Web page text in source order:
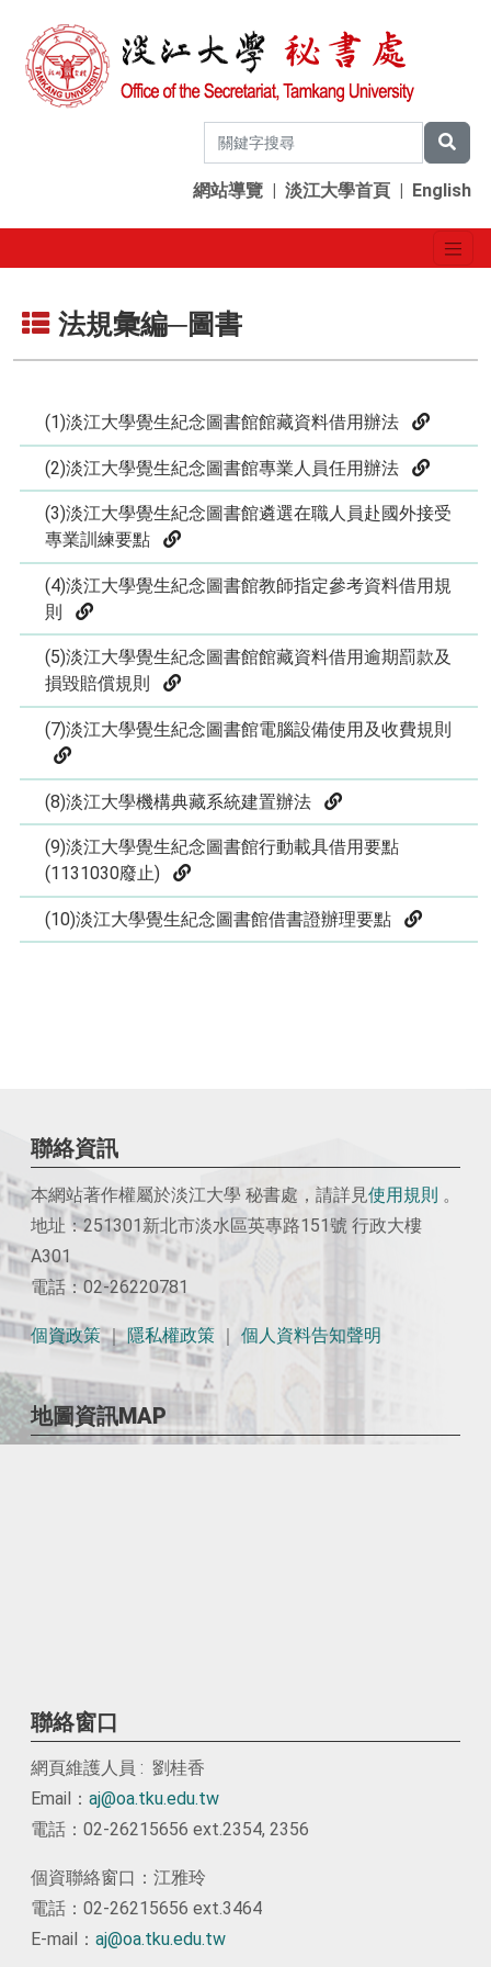
網站導覽 | 淡江大學首頁 | English
法規彙編─圖書
(1)淡江大學覺生紀念圖書館館藏資料借用辦法
(2)淡江大學覺生紀念圖書館專業人員任用辦法
(3)淡江大學覺生紀念圖書館遴選在職人員赴國外接受
專業訓練要點
(4)淡江大學覺生紀念圖書館教師指定參考資料借用規
則
(5)淡江大學覺生紀念圖書館館藏資料借用逾期罰款及
損毀賠償規則
(7)淡江大學覺生紀念圖書館電腦設備使用及收費規則
(8)淡江大學機構典藏系統建置辦法
(9)淡江大學覺生紀念圖書館行動載具借用要點
(1131030廢止)
(10)淡江大學覺生紀念圖書館借書證辦理要點
聯絡資訊
本網站著作權屬於淡江大學 秘書處，請詳見使用規則 。
地址：251301新北市淡水區英專路151號 行政大樓
A301
電話：02-26220781
個資政策｜ 隱私權政策 ｜ 個人資料告知聲明
地圖資訊MAP
聯絡窗口
網頁維護人員 : 劉桂香
Email： aj@oa.tku.edu.tw
電話：02-26215656 ext.2354, 2356
個資聯絡窗口：江雅玲
電話：02-26215656 ext.3464
E-mail： aj@oa.tku.edu.tw